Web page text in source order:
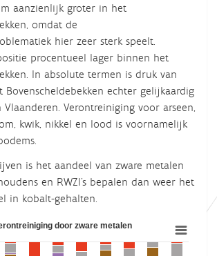
aanzienlijk groter in het
omdat de
hier zeer sterk speelt.
procentueel lager binnen het
In absolute termen is druk van
echter gelijkaardig
Verontreiniging voor arseen,
kwik, nikkel en lood is voornamelijk
is het aandeel van zware metalen
en RWZI's bepalen dan weer het
in kobalt-gehalten.
door zware metalen
data series.
door zware metalen